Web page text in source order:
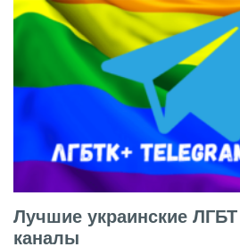
Лучшие украинские ЛГБТ
каналы